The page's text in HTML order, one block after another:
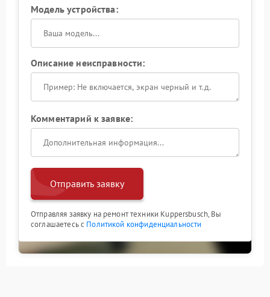
Модель устройства:
Описание неисправности:
Комментарий к заявке:
Отправить заявку
Отправляя заявку на ремонт техники Kuppersbusch, Вы
соглашаетесь с Политикой конфиденциальности